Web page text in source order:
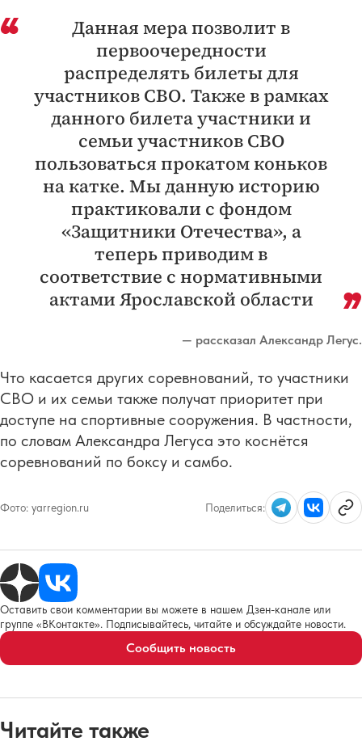
Данная мера позволит в
первоочередности
распределять билеты для
участников СВО. Также в рамках
данного билета участники и
семьи участников СВО
пользоваться прокатом коньков
на катке. Мы данную историю
практиковали с фондом
«Защитники Отечества», а
теперь приводим в
соответствие с нормативными
актами Ярославской области
— рассказал Александр Легус.
Что касается других соревнований, то участники
СВО и их семьи также получат приоритет при
доступе на спортивные сооружения. В частности,
по словам Александра Легуса это коснётся
соревнований по боксу и самбо.
Фото: yarregion.ru Поделиться:
Оставить свои комментарии вы можете в нашем Дзен-канале или
группе «ВКонтакте». Подписывайтесь, читайте и обсуждайте новости.
Сообщить новость
Читайте также